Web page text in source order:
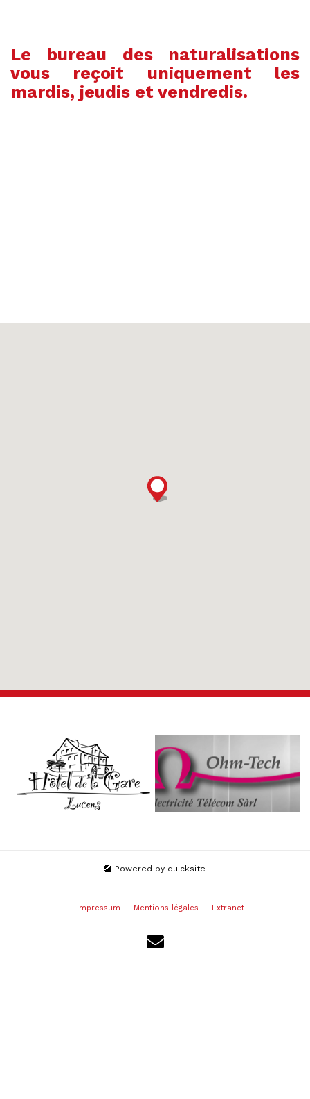
Le bureau des naturalisations
vous reçoit uniquement les
mardis, jeudis et vendredis.
Powered by quicksite
Impressum Mentions légales Extranet